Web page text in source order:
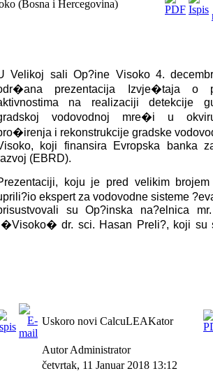
(Bosna i Hercegovina)
Velikoj sali Op?ine Visoko 4.
prezentacija Izvje�taja o
na realizaciji detekcije
vodovodnoj mre�i u
i rekonstrukcije gradske
koji finansira Evropska banka
(EBRD).
koju je pred velikim brojem
ekspert za vodovodne sisteme
su Op?inska na?elnica
dr. sci. Hasan Preli?, koji su
Uskoro novi CalcuLEAKator
Autor Administrator
četvrtak, 11 Januar 2018 13:12